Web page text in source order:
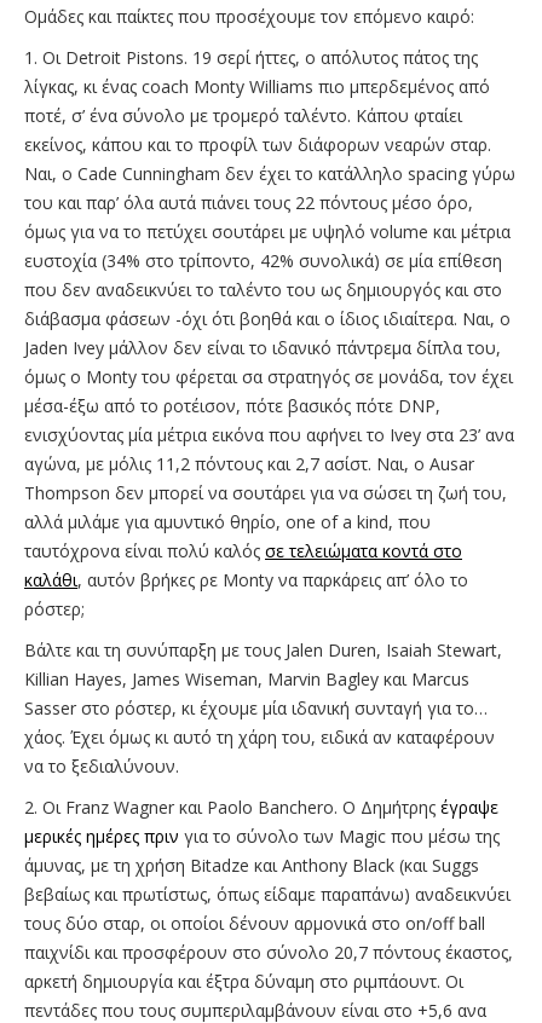
Ομάδες και παίκτες που προσέχουμε τον επόμενο καιρό:
1. Οι Detroit Pistons. 19 σερί ήττες, ο απόλυτος πάτος της
λίγκας, κι ένας coach Monty Williams πιο μπερδεμένος από
ποτέ, σ’ ένα σύνολο με τρομερό ταλέντο. Κάπου φταίει
εκείνος, κάπου και το προφίλ των διάφορων νεαρών σταρ.
Ναι, ο Cade Cunningham δεν έχει το κατάλληλο spacing γύρω
του και παρ’ όλα αυτά πιάνει τους 22 πόντους μέσο όρο,
όμως για να το πετύχει σουτάρει με υψηλό volume και μέτρια
ευστοχία (34% στο τρίποντο, 42% συνολικά) σε μία επίθεση
που δεν αναδεικνύει το ταλέντο του ως δημιουργός και στο
διάβασμα φάσεων -όχι ότι βοηθά και ο ίδιος ιδιαίτερα. Ναι, ο
Jaden Ivey μάλλον δεν είναι το ιδανικό πάντρεμα δίπλα του,
όμως ο Monty του φέρεται σα στρατηγός σε μονάδα, τον έχει
μέσα-έξω από το ροτέισον, πότε βασικός πότε DNP,
ενισχύοντας μία μέτρια εικόνα που αφήνει το Ivey στα 23’ ανα
αγώνα, με μόλις 11,2 πόντους και 2,7 ασίστ. Ναι, ο Ausar
Thompson δεν μπορεί να σουτάρει για να σώσει τη ζωή του,
αλλά μιλάμε για αμυντικό θηρίο, one of a kind, που
ταυτόχρονα είναι πολύ καλός σε τελειώματα κοντά στο
καλάθι, αυτόν βρήκες ρε Monty να παρκάρεις απ’ όλο το
ρόστερ;
Βάλτε και τη συνύπαρξη με τους Jalen Duren, Isaiah Stewart,
Killian Hayes, James Wiseman, Marvin Bagley και Marcus
Sasser στο ρόστερ, κι έχουμε μία ιδανική συνταγή για το…
χάος. Έχει όμως κι αυτό τη χάρη του, ειδικά αν καταφέρουν
να το ξεδιαλύνουν.
2. Οι Franz Wagner και Paolo Banchero. Ο Δημήτρης έγραψε
μερικές ημέρες πριν για το σύνολο των Magic που μέσω της
άμυνας, με τη χρήση Bitadze και Anthony Black (και Suggs
βεβαίως και πρωτίστως, όπως είδαμε παραπάνω) αναδεικνύει
τους δύο σταρ, οι οποίοι δένουν αρμονικά στο on/off ball
παιχνίδι και προσφέρουν στο σύνολο 20,7 πόντους έκαστος,
αρκετή δημιουργία και έξτρα δύναμη στο ριμπάουντ. Οι
πεντάδες που τους συμπεριλαμβάνουν είναι στο +5,6 ανα